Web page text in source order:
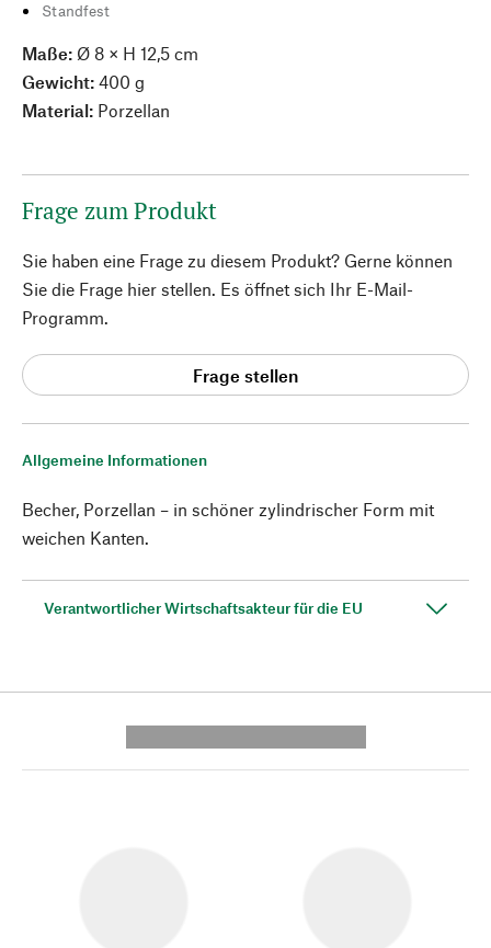
Allgemeine Informationen
Becher, Porzellan – in schöner zylindrischer Form mit
weichen Kanten.
Verantwortlicher Wirtschaftsakteur für die EU
Standfest
Maße: Ø 8 × H 12,5 cm
Gewicht: 400 g
Material: Porzellan
Frage zum Produkt
Sie haben eine Frage zu diesem Produkt? Gerne können
Sie die Frage hier stellen. Es öffnet sich Ihr E-Mail-
Programm.
Frage stellen